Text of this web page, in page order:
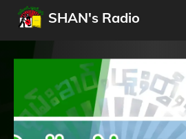
SHAN's Radio